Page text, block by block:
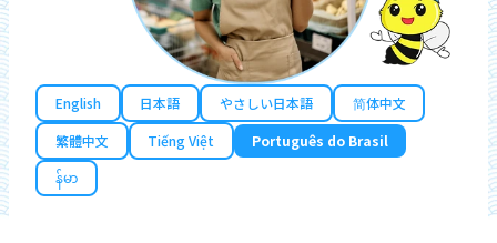
English 日本語 やさしい日本語
简体中文
繁體中文
Tiếng Việt
Português do Brasil
န်မာ